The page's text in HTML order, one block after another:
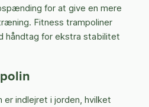
for at give en mere
Fitness trampoliner
håndtag for ekstra stabilitet
er indlejret i jorden, hvilket